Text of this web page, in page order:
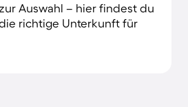
Auswahl – hier findest du
richtige Unterkunft für